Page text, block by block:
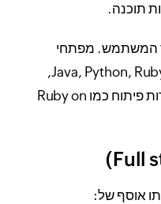
תוכנה.
המשתמש. מפתחי
צד-שרת משתמשים בשפות כמו Java, Python, Ruby,
ומסגרת Node.js, כמו גם במסגרות פיתוח כמו Ruby on
אוסף של: